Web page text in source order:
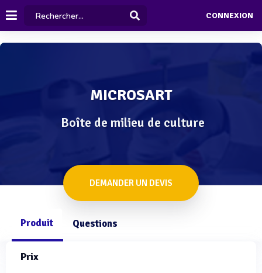
CONNEXION
MICROSART
Boîte de milieu de culture
DEMANDER UN DEVIS
Produit Questions
Prix